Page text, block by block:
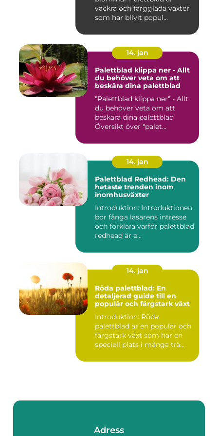
vackra och färgglada växter
som har blivit popul...
14. jan
Palettblad klippa ner - Allt
du behöver veta om att
beskära dina palettblad
"Palettblad klippa ner" - Allt
du behöver veta om att
beskära dina palettblad
Översikt över "palet...
14. jan
Palettblad Redhead: Den
hetaste trenden inom
inomhusväxter
Introduktion: Introduktionen
bör fånga läsarens intresse
och förklara varför palettblad
redhead är e...
14. jan
Röda palettblad: En
detaljerad guide till en
populär och färgstark växt
Introduktion: Röda
palettblad är en populär och
färgstark växt som har en
speciell plats i många trä...
Adress